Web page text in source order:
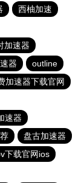
西柚加速
加速器
器
outline
加速器下载官网
速器
盘古加速器
下载官网ios